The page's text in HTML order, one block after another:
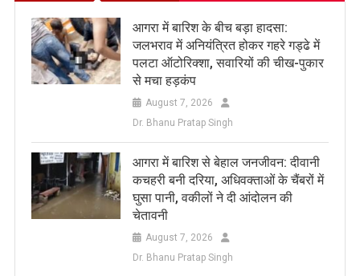
आगरा में बारिश के बीच बड़ा हादसा:
जलभराव में अनियंत्रित होकर गहरे गड्ढे में
पलटा ऑटोरिक्शा, सवारियों की चीख-पुकार
से मचा हड़कंप
August 7, 2026
Dr. Bhanu Pratap Singh
आगरा में बारिश से बेहाल जनजीवन: दीवानी
कचहरी बनी दरिया, अधिवक्ताओं के चैंबरों में
घुसा पानी, वकीलों ने दी आंदोलन की
चेतावनी
August 7, 2026
Dr. Bhanu Pratap Singh